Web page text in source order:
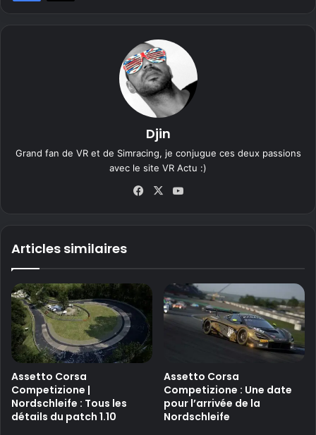
Djin
Grand fan de VR et de Simracing, je conjugue ces deux passions
avec le site VR Actu :)
Fa
X
Articles similaires
Assetto Corsa
Competizione |
Nordschleife : Tous les
détails du patch 1.10
Assetto Corsa
Competizione : Une date
pour l’arrivée de la
Nordschleife